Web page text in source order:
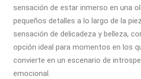
sensación de estar inmerso en una
pequeños detalles a lo largo de la
sensación de delicadeza y belleza,
opción ideal para momentos en los
convierte en un escenario de
emocional.